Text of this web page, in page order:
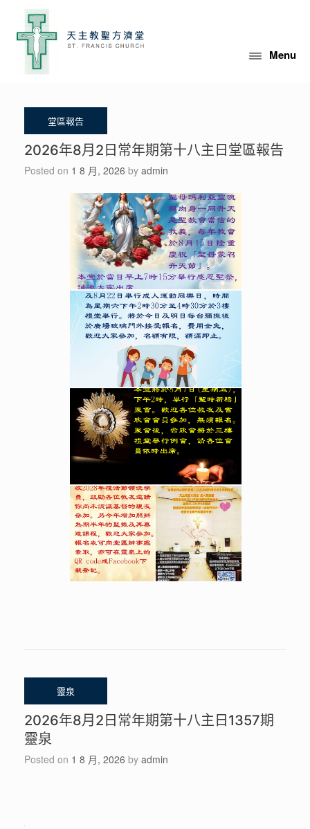
content
Menu
2026年8月2日常年期第十八主日堂區報告
Posted on 1 8 月, 2026 by admin
2026年8月2日常年期第十八主日1357期
靈泉
Posted on 1 8 月, 2026 by admin